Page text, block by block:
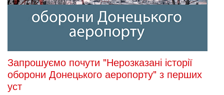
Запрошуємо почути "Нерозказані історії
оборони Донецького аеропорту" з перших
уст